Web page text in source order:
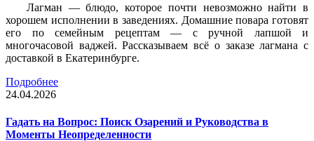
Лагман — блюдо, которое почти невозможно найти в
хорошем исполнении в заведениях. Домашние повара готовят
его по семейным рецептам — с ручной лапшой и
многочасовой ваджей. Рассказываем всё о заказе лагмана с
доставкой в Екатеринбурге.
Подробнее
24.04.2026
Гадать на Вопрос: Поиск Озарений и Руководства в
Моменты Неопределенности